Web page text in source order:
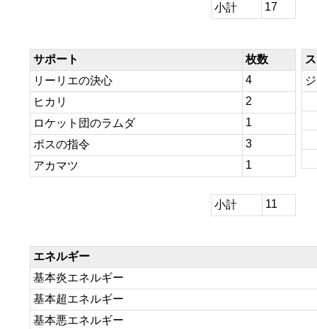
小計 17
サポート
枚数
リーリエの決心
4
ヒカリ
2
ロケット団のラムダ
1
ボスの指令
3
アカマツ
1
小計 11
エネルギー
基本炎エネルギー
基本超エネルギー
基本悪エネルギー